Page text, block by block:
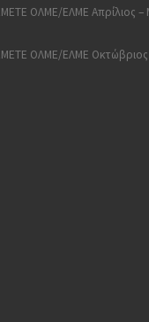
ΟΛΜΕ/ΕΛΜΕ Απρίλιος –
ΟΛΜΕ/ΕΛΜΕ